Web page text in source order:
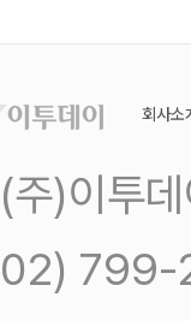
회사소
(주)이투
02) 799-